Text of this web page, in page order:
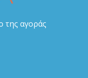
της αγοράς